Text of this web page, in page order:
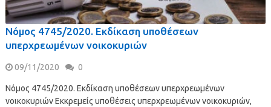
Νόμος 4745/2020. Εκδίκαση υποθέσεων
υπερχρεωμένων νοικοκυριών
09/11/2020 0
Νόμος 4745/2020. Εκδίκαση υποθέσεων υπερχρεωμένων
νοικοκυριών Εκκρεμείς υποθέσεις υπερχρεωμένων νοικοκυριών,